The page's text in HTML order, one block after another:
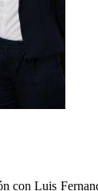
Luis